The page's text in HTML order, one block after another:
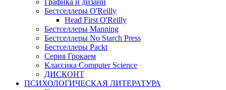
Графика и дизайн
Бестселлеры O'Reilly
Head First O'Reilly
Бестселлеры Manning
Бестселлеры No Starch Press
Бестселлеры Packt
Серия Грокаем
Классика Computer Science
ДИСКОНТ
ПСИХОЛОГИЧЕСКАЯ ЛИТЕРАТУРА